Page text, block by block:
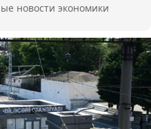
новости экономики